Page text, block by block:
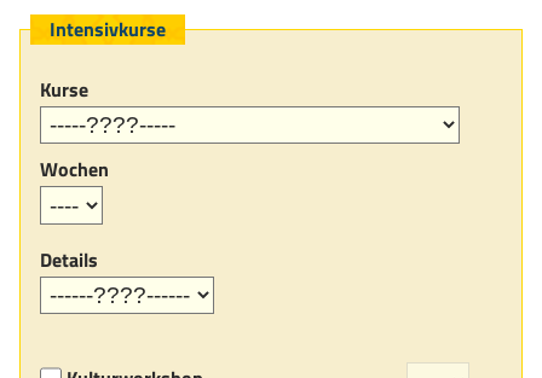
Intensivkurse
Kurse
Wochen
Details